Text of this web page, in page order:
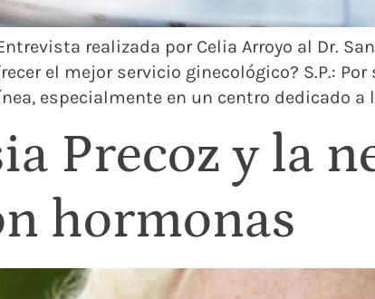
realizada por Celia Arroyo al Dr.
el mejor servicio ginecológico? S.P.:
especialmente en un centro dedicado a
Precoz y la
hormonas